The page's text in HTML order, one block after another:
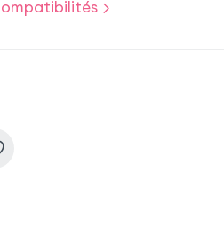
10 Plus